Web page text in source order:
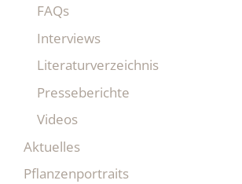
FAQs
Interviews
Literaturverzeichnis
Presseberichte
Videos
Aktuelles
Pflanzenportraits